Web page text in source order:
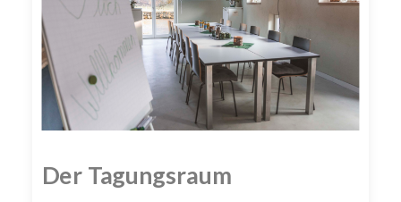
Der Tagungsraum